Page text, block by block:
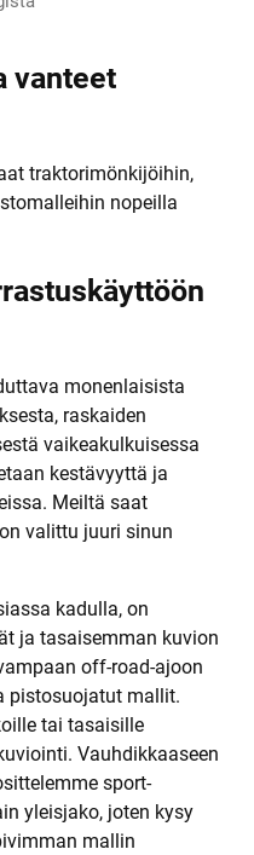
vanteet
traktorimönkijöihin,
nopeilla
monenlaisista
raskaiden
vaikeakulkuisessa
kestävyyttä ja
Meiltä saat
valittu juuri sinun
kadulla, on
ja tasaisemman kuvion
off-road-ajoon
pistosuojatut mallit.
tai tasaisille
Vauhdikkaaseen
sport-
yleisjako, joten kysy
mallin